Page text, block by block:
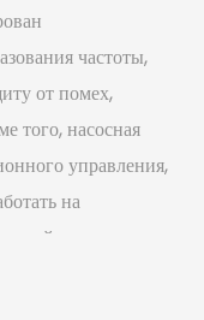
частоты,
от помех,
того, насосная
управления,
на
стали с
без засорения,
различных типов